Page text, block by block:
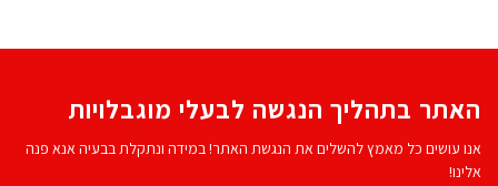
האתר בתהליך הנגשה לבעלי מוגבלויות
אנו עושים כל מאמץ להשלים את הנגשת האתר! במידה ונתקלת בבעיה אנא פנה
אלינו!